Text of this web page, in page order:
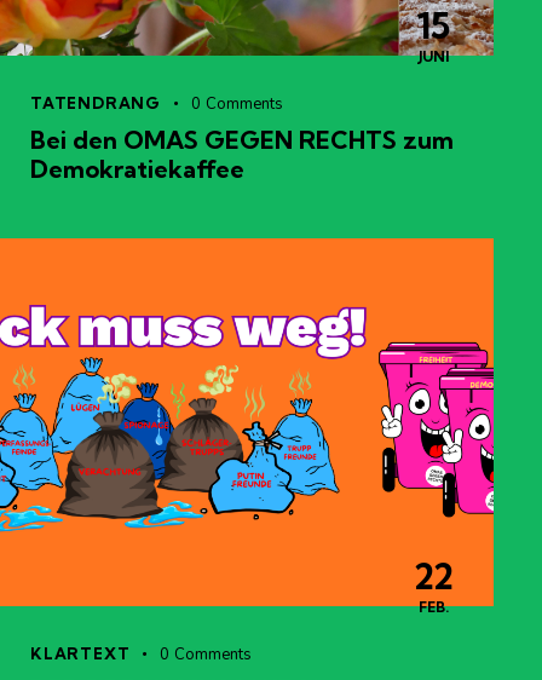
15
JUNI
TATENDRANG 0 Comments
Bei den OMAS GEGEN RECHTS zum
Demokratiekaffee
22
FEB.
KLARTEXT 0 Comments